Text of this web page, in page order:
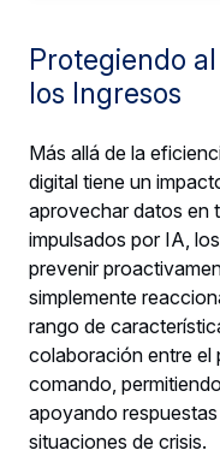
Protegiendo
los Ingresos
Más allá de la
digital tiene un
aprovechar datos en
impulsados por IA,
prevenir
simplemente
rango de
colaboración entre el
comando,
apoyando
situaciones de crisis.